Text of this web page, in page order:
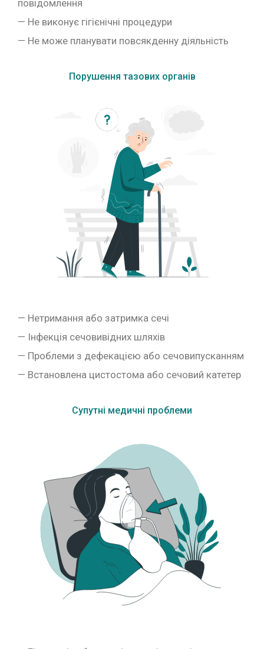
повідомлення
— Не виконує гігієнічні процедури
— Не може планувати повсякденну діяльність
Порушення тазових органів
— Нетримання або затримка сечі
— Інфекція сечовивідних шляхів
— Проблеми з дефекацією або сечовипусканням
— Встановлена цистостома або сечовий катетер
Супутні медичні проблеми